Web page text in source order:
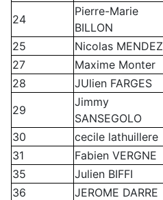
24
Pierre-Marie
BILLON
25
Nicolas MENDEZ
27
Maxime Monter
28
JUlien FARGES
29
Jimmy
SANSEGOLO
30
cecile lathuillere
31
Fabien VERGNE
35
Julien BIFFI
36
JEROME DARRE